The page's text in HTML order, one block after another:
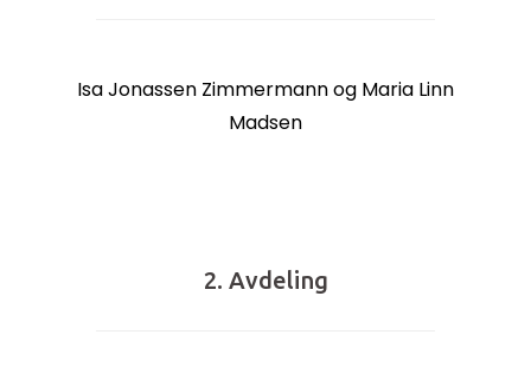
Isa Jonassen Zimmermann og Maria Linn
Madsen
2. Avdeling